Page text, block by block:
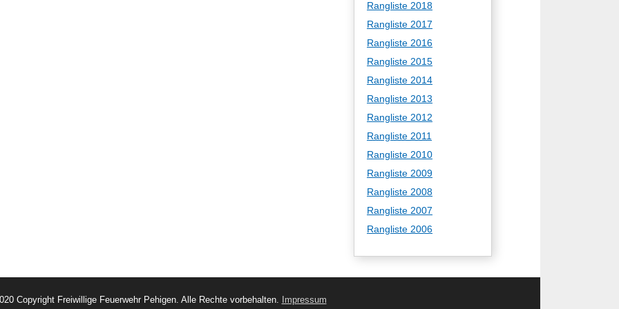
Rangliste 2018
Rangliste 2017
Rangliste 2016
Rangliste 2015
Rangliste 2014
Rangliste 2013
Rangliste 2012
Rangliste 2011
Rangliste 2010
Rangliste 2009
Rangliste 2008
Rangliste 2007
Rangliste 2006
Copyright Freiwillige Feuerwehr Pehigen. Alle Rechte vorbehalten. Impressum